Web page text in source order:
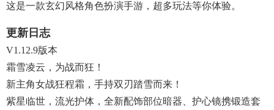
这是一款玄幻风格角色扮演手游，超多玩法等你体验。
更新日志
V1.12.9版本
霜雪凌云，为战而狂！
新主角女战狂程霜，手持双刃踏雪而来！
紫星临世，流光护体，全新配饰部位暗器、护心镜携锻造套